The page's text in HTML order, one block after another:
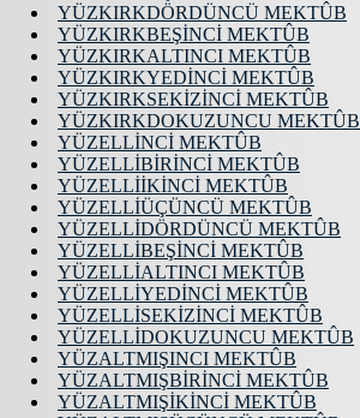
YÜZKIRKDÖRDÜNCÜ MEKTÛB
YÜZKIRKBEŞİNCİ MEKTÛB
YÜZKIRKALTINCI MEKTÛB
YÜZKIRKYEDİNCİ MEKTÛB
YÜZKIRKSEKİZİNCİ MEKTÛB
YÜZKIRKDOKUZUNCU MEKTÛB
YÜZELLİNCİ MEKTÛB
YÜZELLİBİRİNCİ MEKTÛB
YÜZELLİİKİNCİ MEKTÛB
YÜZELLİÜÇÜNCÜ MEKTÛB
YÜZELLİDÖRDÜNCÜ MEKTÛB
YÜZELLİBEŞİNCİ MEKTÛB
YÜZELLİALTINCI MEKTÛB
YÜZELLİYEDİNCİ MEKTÛB
YÜZELLİSEKİZİNCİ MEKTÛB
YÜZELLİDOKUZUNCU MEKTÛB
YÜZALTMIŞINCI MEKTÛB
YÜZALTMIŞBİRİNCİ MEKTÛB
YÜZALTMIŞİKİNCİ MEKTÛB